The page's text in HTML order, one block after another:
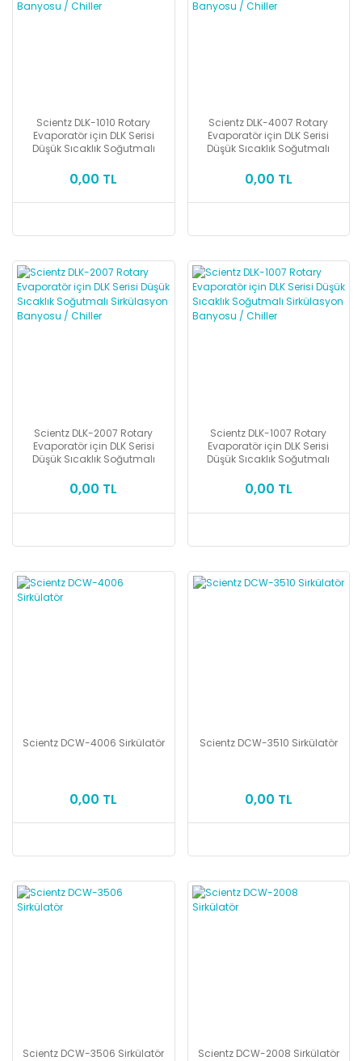
Scientz DLK-1010 Rotary
Evaporatör için DLK Serisi
Düşük Sıcaklık Soğutmalı
0,00 TL
Scientz DLK-4007 Rotary
Evaporatör için DLK Serisi
Düşük Sıcaklık Soğutmalı
0,00 TL
Scientz DLK-2007 Rotary
Evaporatör için DLK Serisi
Düşük Sıcaklık Soğutmalı
0,00 TL
Scientz DLK-1007 Rotary
Evaporatör için DLK Serisi
Düşük Sıcaklık Soğutmalı
0,00 TL
Scientz DCW-4006 Sirkülatör
0,00 TL
Scientz DCW-3510 Sirkülatör
0,00 TL
Scientz DCW-3506 Sirkülatör Scientz DCW-2008 Sirkülatör